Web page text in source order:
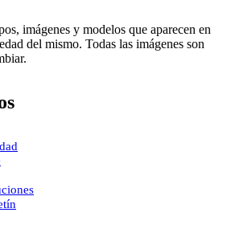
imágenes y modelos que aparecen en
del mismo. Todas las imágenes son